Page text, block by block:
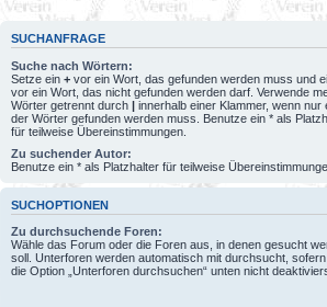
SUCHANFRAGE
Suche nach Wörtern:
Setze ein + vor ein Wort, das gefunden werden muss und
vor ein Wort, das nicht gefunden werden darf. Verwende
Wörter getrennt durch | innerhalb einer Klammer, wenn nur
der Wörter gefunden werden muss. Benutze ein * als
für teilweise Übereinstimmungen.
Zu suchender Autor:
Benutze ein * als Platzhalter für teilweise
SUCHOPTIONEN
Zu durchsuchende Foren:
Wähle das Forum oder die Foren aus, in denen gesucht
soll. Unterforen werden automatisch mit durchsucht,
die Option „Unterforen durchsuchen“ unten nicht